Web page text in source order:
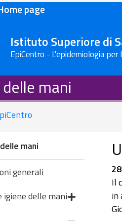
page
Istituto Superiore di
EpiCentro - L'epidemiologia
mani
mani
generali
igiene delle mani
Il
in